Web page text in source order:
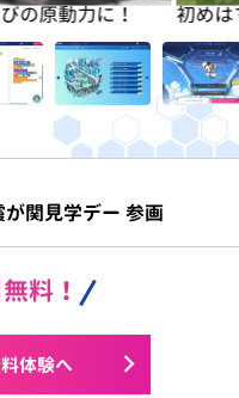
の原動力に！ 初め
関見学デー 参画
料！
体験へ